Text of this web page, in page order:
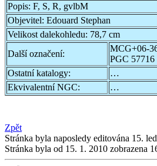
Popis: F, S, R, gvlbM
Objevitel: Edouard Stephan
Velikost dalekohledu: 78,7 cm
Další označení:
MCG+06-
PGC 57716
Ostatní katalogy:
…
Ekvivalentní NGC:
…
Zpět
Stránka byla naposledy editována 15.
Stránka byla od 15. 1. 2010 zobrazena